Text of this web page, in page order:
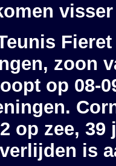
zoon
op 08-
op zee, 39
is